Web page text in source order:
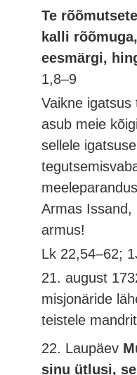
Te
kalli
eesmärgi,
1,8–9
Vaikne igatsus
asub meie
sellele
Armas Issand,
armus!
Lk 22,54–62;
21. august
misjonäride
teistele
22. Laupäev
sinu ütlusi,